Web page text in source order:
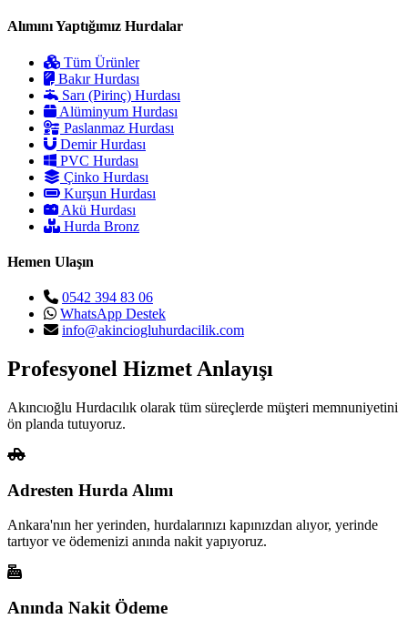
Alımını Yaptığımız Hurdalar
Tüm Ürünler
Bakır Hurdası
Sarı (Pirinç) Hurdası
Alüminyum Hurdası
Paslanmaz Hurdası
Demir Hurdası
PVC Hurdası
Çinko Hurdası
Kurşun Hurdası
Akü Hurdası
Hurda Bronz
Hemen Ulaşın
0542 394 83 06
WhatsApp Destek
info@akinciogluhurdacilik.com
Profesyonel Hizmet Anlayışı
Akıncıoğlu Hurdacılık olarak tüm süreçlerde müşteri memnuniyetini
ön planda tutuyoruz.
Adresten Hurda Alımı
Ankara'nın her yerinden, hurdalarınızı kapınızdan alıyor, yerinde
tartıyor ve ödemenizi anında nakit yapıyoruz.
Anında Nakit Ödeme